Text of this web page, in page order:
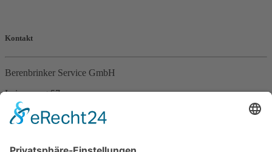
Kontakt
Berenbrinker Service GmbH
Leinenweg 57
33415 Verl